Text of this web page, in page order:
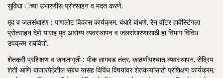
सुविधा ंच्या उभारणीस प्रोत्साहन व मदत करणे.
मृद व जलसंधारण : पाणलोट विकास कार्यक्रम, बंधारे बांधणे, रेन वॉटर हार्वेस्टिंगला
प्रोत्साहन देणे यासह मृद आरोग्य व्यवस्थापन व जलसंधारणासाठी हा विभाग विविध
उपक्रम राबवितो.
शेतकरी प्रशिक्षण व जनजागृती : पीक लागवड तंत्र, काढणीपश्चात व्यवस्थापन, सेंद्रिय
शेती आणि बाजारपेठेतील संबंध यासह विविध विषयांवर शेतकऱ्यांसाठी प्रशिक्षण कार्यक्रम,